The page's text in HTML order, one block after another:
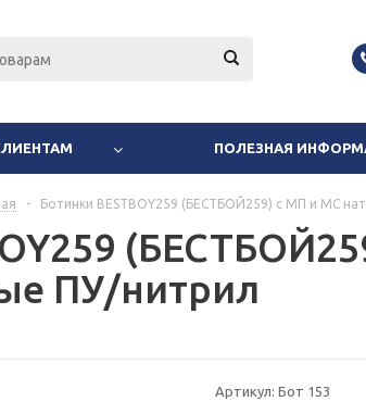
ПОЛЕЗНАЯ
- Ботинки BESTBOY259 (БЕСТБОЙ259) с МП и МС
ПУ/нитрил
Артикул: Бот 153